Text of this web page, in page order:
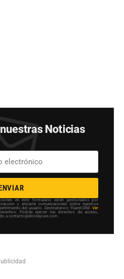
Noticias
en este formulario serán gestionados por
y enviarte comunicaciones sobre nuestros
del usuario. Destinatarios: FluentCRM. Ver
Podrás ejercer tus derechos de acceso,
a contacto@elconejows.com.